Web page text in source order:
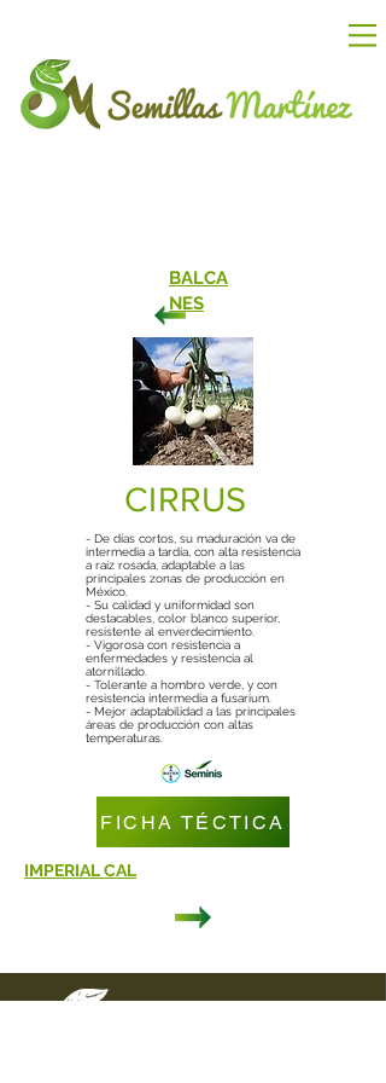
BALCA
NES
CIRRUS
- De días cortos, su maduración va de
intermedia a tardía, con alta resistencia
a raíz rosada, adaptable a las
principales zonas de producción en
México.
- Su calidad y uniformidad son
destacables, color blanco superior,
resistente al enverdecimiento.
- Vigorosa con resistencia a
enfermedades y resistencia al
atornillado.
- Tolerante a hombro verde, y con
resistencia intermedia a fusarium.
- Mejor adaptabilidad a las principales
áreas de producción con altas
temperaturas.
FICHA TÉCTICA
IMPERIAL CAL